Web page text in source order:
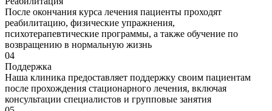
После окончания курса лечения пациенты проходят
реабилитацию, физические упражнения,
психотерапевтические программы, а также обучение по
возвращению в нормальную жизнь
04
Поддержка
Наша клиника предоставляет поддержку своим пациентам
после прохождения стационарного лечения, включая
консультации специалистов и групповые занятия